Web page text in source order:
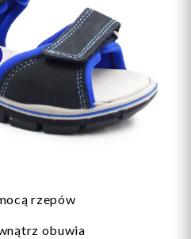
rzepów
obuwia